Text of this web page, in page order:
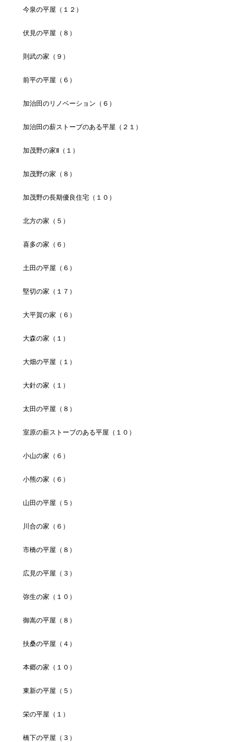
今泉の平屋（１２）
伏見の平屋（８）
則武の家（９）
前平の平屋（６）
加治田のリノベーション（６）
加治田の薪ストーブのある平屋（２１）
加茂野の家Ⅱ（１）
加茂野の家（８）
加茂野の長期優良住宅（１０）
北方の家（５）
喜多の家（６）
土田の平屋（６）
堅切の家（１７）
大平賀の家（６）
大森の家（１）
大畑の平屋（１）
大針の家（１）
太田の平屋（８）
室原の薪ストーブのある平屋（１０）
小山の家（６）
小熊の家（６）
山田の平屋（５）
川合の家（６）
市橋の平屋（８）
広見の平屋（３）
弥生の家（１０）
御嵩の平屋（８）
扶桑の平屋（４）
本郷の家（１０）
東新の平屋（５）
栄の平屋（１）
橋下の平屋（３）